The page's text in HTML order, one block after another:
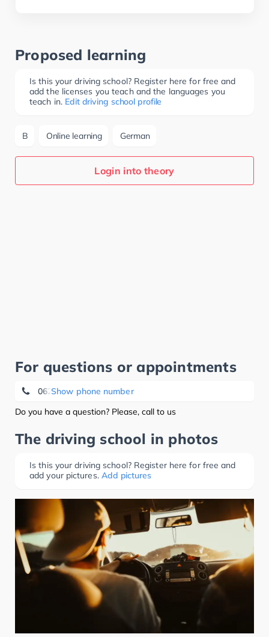
Proposed learning
Is this your driving school? Register here for free and
add the licenses you teach and the languages you
teach in. Edit driving school profile
B Online learning German
Login into theory
For questions or appointments
Show phone number
0621 / 560 124 23
Do you have a question? Please, call to us
The driving school in photos
Is this your driving school? Register here for free and
add your pictures. Add pictures